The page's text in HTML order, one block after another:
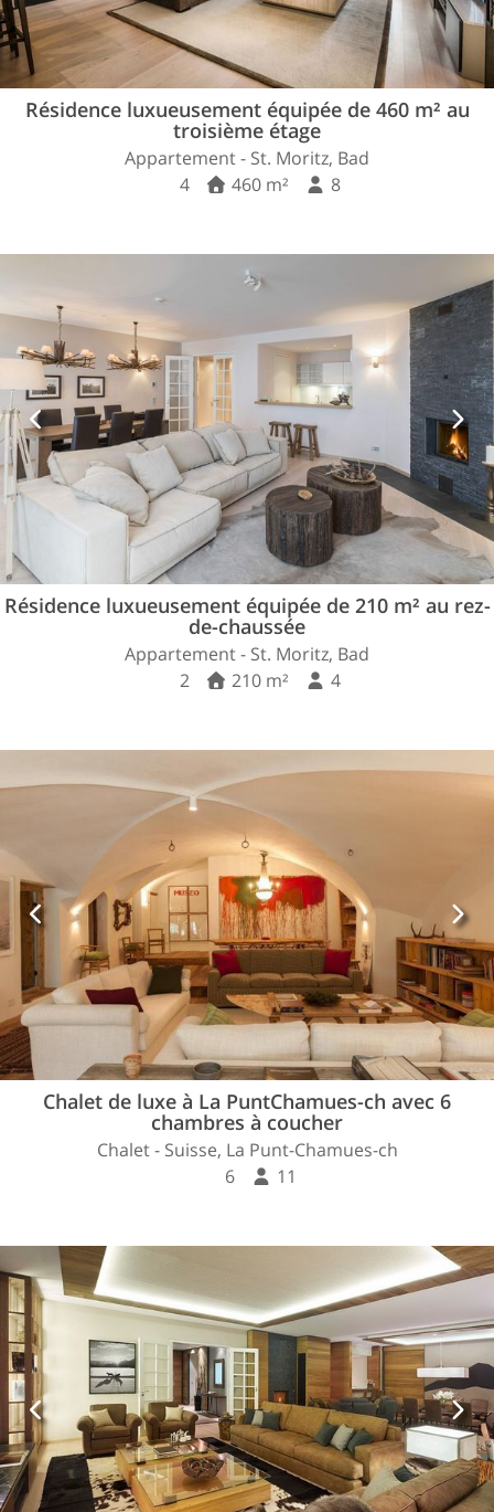
Résidence luxueusement équipée de 460 m² au
troisième étage
Appartement - St. Moritz, Bad
4
460 m² 8
Résidence luxueusement équipée de 210 m² au rez-
de-chaussée
Appartement - St. Moritz, Bad
2
210 m² 4
Chalet de luxe à La PuntChamues-ch avec 6
chambres à coucher
Chalet - Suisse, La Punt-Chamues-ch
6
11